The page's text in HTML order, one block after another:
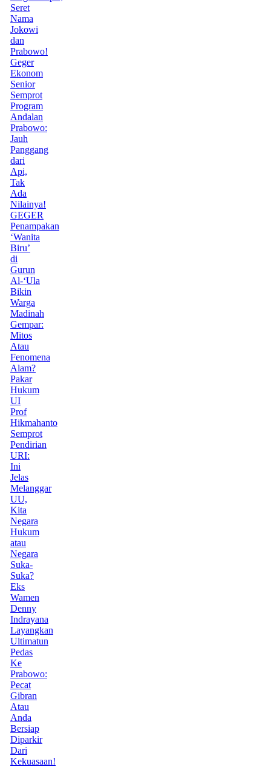
Seret
Nama
Jokowi
dan
Prabowo!
Geger
Ekonom
Senior
Semprot
Program
Andalan
Prabowo:
Jauh
Panggang
dari
Api,
Tak
Ada
Nilainya!
GEGER
Penampakan
‘Wanita
Biru’
di
Gurun
Al-‘Ula
Bikin
Warga
Madinah
Gempar:
Mitos
Atau
Fenomena
Alam?
Pakar
Hukum
UI
Prof
Hikmahanto
Semprot
Pendirian
URI:
Ini
Jelas
Melanggar
UU,
Kita
Negara
Hukum
atau
Negara
Suka-
Suka?
Eks
Wamen
Denny
Indrayana
Layangkan
Ultimatun
Pedas
Ke
Prabowo:
Pecat
Gibran
Atau
Anda
Bersiap
Diparkir
Dari
Kekuasaan!